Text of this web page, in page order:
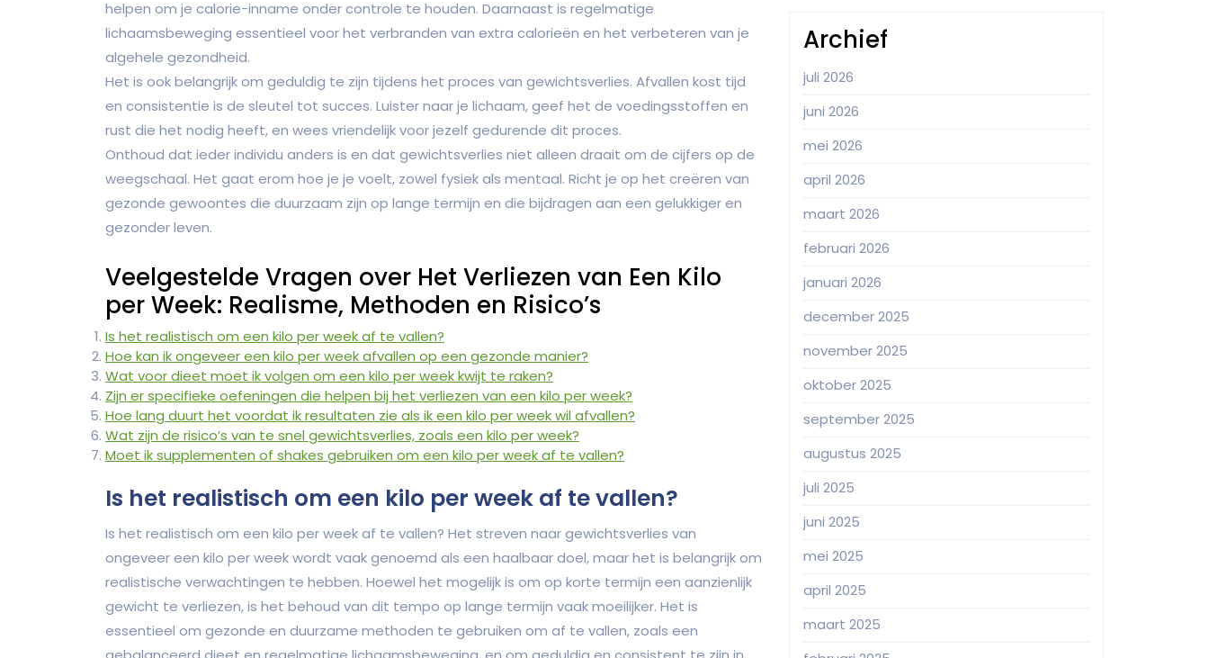
helpen om je calorie-inname onder controle te houden. Daarnaast is regelmatige
lichaamsbeweging essentieel voor het verbranden van extra calorieën en het verbeteren van je
algehele gezondheid.
Het is ook belangrijk om geduldig te zijn tijdens het proces van gewichtsverlies. Afvallen kost tijd
en consistentie is de sleutel tot succes. Luister naar je lichaam, geef het de voedingsstoffen en
rust die het nodig heeft, en wees vriendelijk voor jezelf gedurende dit proces.
Onthoud dat ieder individu anders is en dat gewichtsverlies niet alleen draait om de cijfers op de
weegschaal. Het gaat erom hoe je je voelt, zowel fysiek als mentaal. Richt je op het creëren van
gezonde gewoontes die duurzaam zijn op lange termijn en die bijdragen aan een gelukkiger en
gezonder leven.
Veelgestelde Vragen over Het Verliezen van Een Kilo
per Week: Realisme, Methoden en Risico’s
Is het realistisch om een kilo per week af te vallen?
Hoe kan ik ongeveer een kilo per week afvallen op een gezonde manier?
Wat voor dieet moet ik volgen om een kilo per week kwijt te raken?
Zijn er specifieke oefeningen die helpen bij het verliezen van een kilo per week?
Hoe lang duurt het voordat ik resultaten zie als ik een kilo per week wil afvallen?
Wat zijn de risico’s van te snel gewichtsverlies, zoals een kilo per week?
Moet ik supplementen of shakes gebruiken om een kilo per week af te vallen?
Is het realistisch om een kilo per week af te vallen?
Is het realistisch om een kilo per week af te vallen? Het streven naar gewichtsverlies van
ongeveer een kilo per week wordt vaak genoemd als een haalbaar doel, maar het is belangrijk om
realistische verwachtingen te hebben. Hoewel het mogelijk is om op korte termijn een aanzienlijk
gewicht te verliezen, is het behoud van dit tempo op lange termijn vaak moeilijker. Het is
essentieel om gezonde en duurzame methoden te gebruiken om af te vallen, zoals een
Archief
juli 2026
juni 2026
mei 2026
april 2026
maart 2026
februari 2026
januari 2026
december 2025
november 2025
oktober 2025
september 2025
augustus 2025
juli 2025
juni 2025
mei 2025
april 2025
maart 2025